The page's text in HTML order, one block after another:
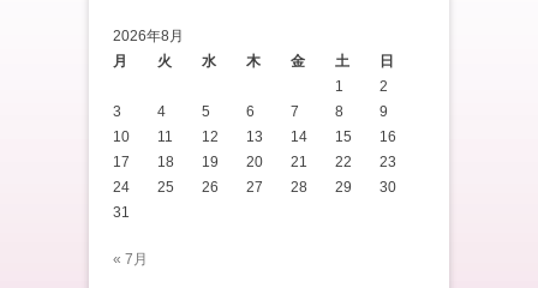
2026年8月
月
火 水 木 金 土
日
1
2
3
4 5 6 7 8
9
10
11 12 13 14 15
16
17
18 19 20 21 22
23
24
25 26 27 28 29
30
31
« 7月